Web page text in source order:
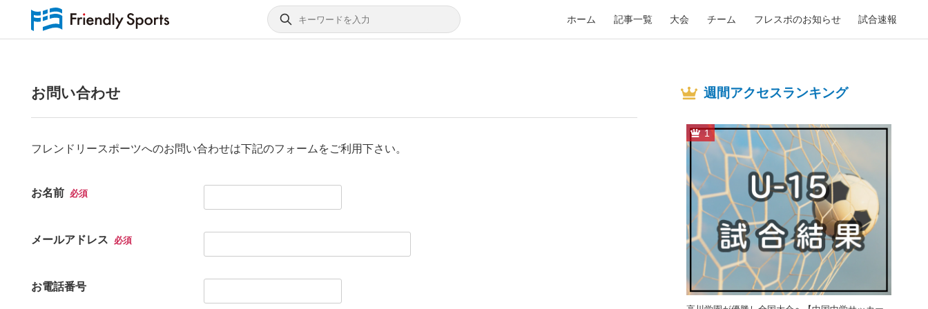
ホーム 記事一覧 大会 チーム フレスポのお知らせ 試合速報
お問い合わせ
フレンドリースポーツへのお問い合わせは下記のフォームをご利用下さい。
お名前 必須
メールアドレス 必須
お電話番号
週間アクセスランキング
1